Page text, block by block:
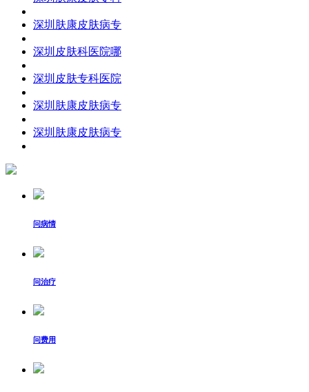
深圳肤康皮肤病专
深圳皮肤科医院哪
深圳皮肤专科医院
深圳肤康皮肤病专
深圳肤康皮肤病专
问病情
问治疗
问费用